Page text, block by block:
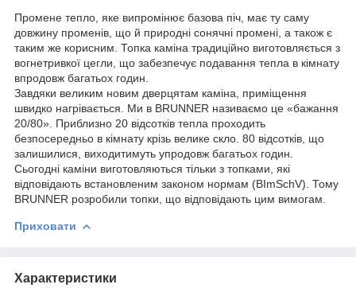
Промене тепло, яке випромінює базова піч, має ту саму
довжину променів, що й природні сонячні промені, а також є
таким же корисним. Топка каміна традиційно виготовляється з
вогнетривкої цегли, що забезпечує подавання тепла в кімнату
впродовж багатьох годин.
Завдяки великим новим дверцятам каміна, приміщення
швидко нагрівається. Ми в BRUNNER називаємо це «бажання
20/80». Приблизно 20 відсотків тепла проходить
безпосередньо в кімнату крізь велике скло. 80 відсотків, що
залишилися, виходитимуть упродовж багатьох годин.
Сьогодні каміни виготовляються тільки з топками, які
відповідають встановленим законом нормам (BImSchV). Тому
BRUNNER розробили топки, що відповідають цим вимогам.
Приховати
Характеристики